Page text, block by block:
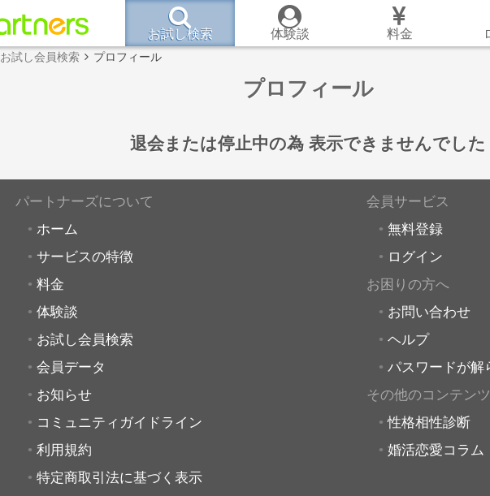
お試し検索 体験談 料金
お試し会員検索 プロフィール
プロフィール
退会または停止中の為 表示できませんでした
パートナーズについて
ホーム
サービスの特徴
料金
体験談
お試し会員検索
会員データ
お知らせ
コミュニティガイドライン
利用規約
特定商取引法に基づく表示
会員サービス
無料登録
ログイン
お困りの方へ
お問い合わせ
ヘルプ
パスワードが解
その他のコンテンツ
性格相性診断
婚活恋愛コラム